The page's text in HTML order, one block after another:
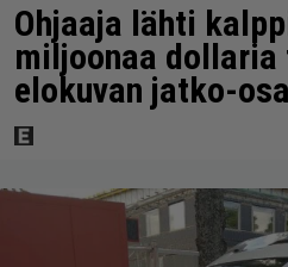
Ohjaaja lähti
miljoonaa dollaria
elokuvan jatko-